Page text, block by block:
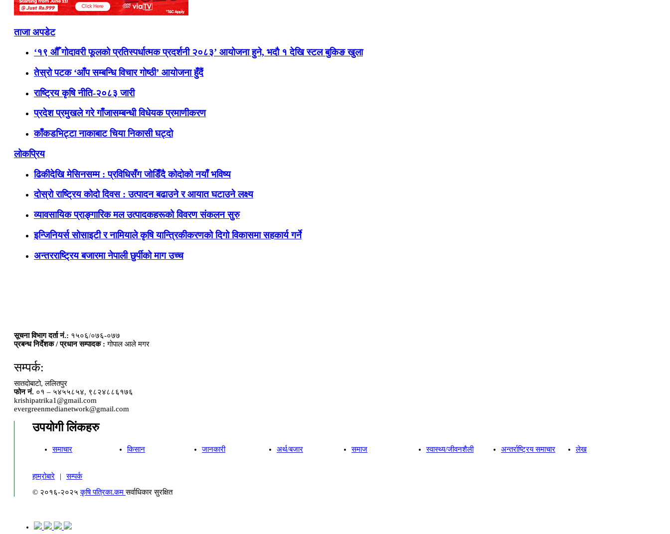
ताजा अपडेट
‘१९ औँ गोदावरी फूलको प्रतिस्पर्धात्मक प्रदर्शनी २०८३’ आयोजना हुने, भदौ १ देखि स्टल बुकिङ खुला
तेस्रो पटक ‘आँप सम्बन्धि विचार गोष्ठी’ आयोजना हुँदैं
राष्ट्रिय कृषि नीति-२०८३ जारी
प्रदेश प्रमुखले गरे गाँजासम्बन्धी विधेयक प्रमाणीकरण
काँकडभिट्टा नाकाबाट चिया निकासी घट्दो
लोकप्रिय
ढिकीदेखि मेसिनसम्म : प्रविधिसँग जोडिँदै कोदोको नयाँ भविष्य
दोस्रो राष्ट्रिय कोदो दिवस : उत्पादन बढाउने र आयात घटाउने लक्ष्य
व्यावसायिक प्राङ्गारिक मल उत्पादकहरूको विवरण संकलन सुरु
इन्जिनियर्स सोसाइटी र नामियाले कृषि यान्त्रिकीकरणको दिगो विकासमा सहकार्य गर्ने
अन्तरराष्ट्रिय बजारमा नेपाली छुर्पीको माग उच्च
सूचना विभाग दर्ता नं.: १५०६/०७६-०७७
प्रबन्ध निर्देशक / प्रधान सम्पादक : गोपाल आले मगर
सम्पर्क:
सातदोबाटो, ललितपुर
फोन नं. ०१ – ५४५५८५४, ९८२४८८६१७६
krishipatrika1@gmail.com
evergreenmedianetwork@gmail.com
उपयोगी लिंकहरु
समाचार किसान जानकारी अर्थ/बजार समाज स्वास्थ्य/जीवनशैली अन्तर्राष्ट्रिय समाचार लेख
हाम्रोबारे |
सम्पर्क
© २०१६-२०२५कृषि पत्रिका.कमसर्वाधिकार सुरक्षित